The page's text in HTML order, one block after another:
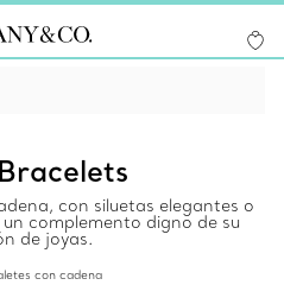
con siluetas elegantes o
complemento digno de su
de joyas.
con cadena